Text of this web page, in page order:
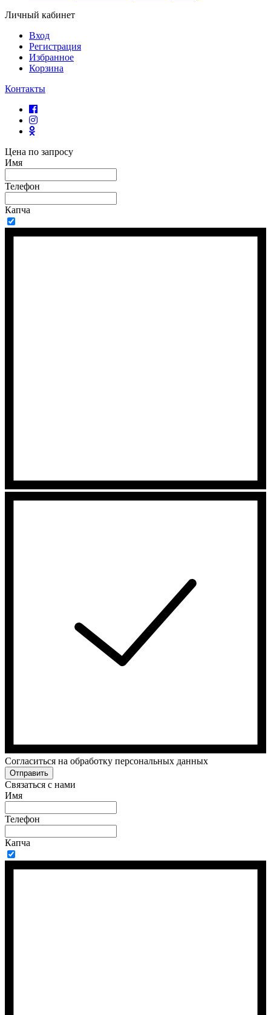
Личный кабинет
Вход
Регистрация
Избранное
Корзина
Контакты
Цена по запросу
Имя
Телефон
Капча
Cогласиться на обработку персональных данных
Отправить
Связаться с нами
Имя
Телефон
Капча